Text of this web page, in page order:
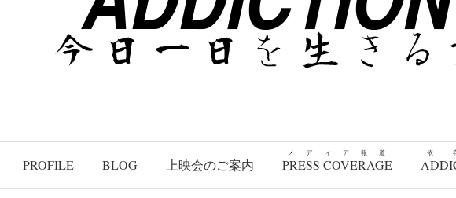
PROFILE BLOG 上映会のご案内 PRESS COVERAGE
メディア報道 依